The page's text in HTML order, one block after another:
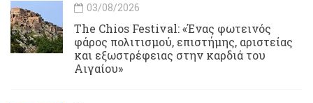
03/08/2026
Τhe Chios Festival: «Ένας φωτεινός
φάρος πολιτισμού, επιστήμης, αριστείας
και εξωστρέφειας στην καρδιά του
Αιγαίου»